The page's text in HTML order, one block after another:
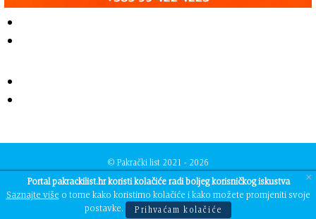
© Pakrački list 2021 - 2026
Developed byTJstudio ×
Portal pakrackilist.hr koristi kolačiće radi boljeg korisničkog iskustva
Saznajte više o tome kako koristimo kolačiće i kako možete promjeniti svoje
postavke.
Prihvaćam kolačiće